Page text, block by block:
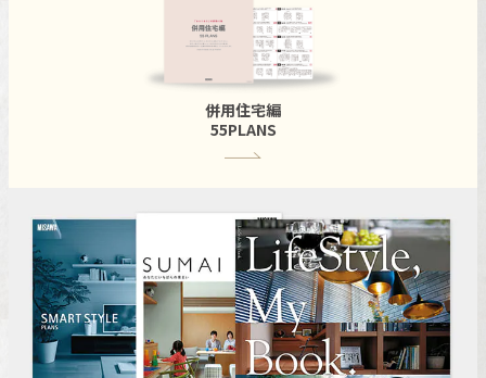
併用住宅編
55PLANS